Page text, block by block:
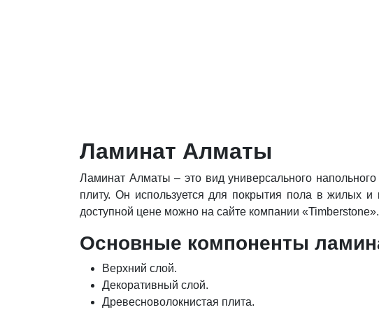
Ламинат Алматы
Ламинат Алматы – это вид универсального
плиту. Он используется для покрытия пола в жилых
доступной цене можно на сайте компании «Timberstone».
Основные компоненты
Верхний слой.
Декоративный слой.
Древесноволокнистая плита.